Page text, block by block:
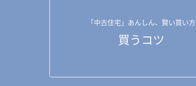
「中古住宅」あんしん、賢い買い方
買うコツ